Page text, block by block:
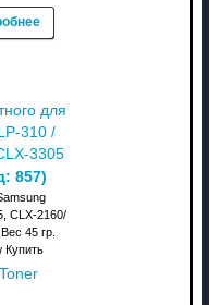
для
310 /
3305
857)
CLX-2160/
45 гр.
Купить